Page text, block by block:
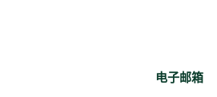
电子邮箱